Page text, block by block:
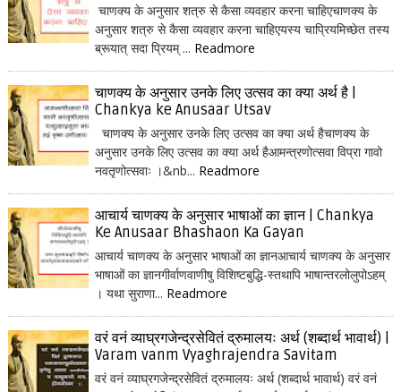
चाणक्य के अनुसार शत्रु से कैसा व्यवहार करना चाहिएचाणक्य के
अनुसार शत्रु से कैसा व्यवहार करना चाहिएयस्य चाप्रियमिच्छेत तस्य
ब्रूयात् सदा प्रियम् ... Readmore
चाणक्य के अनुसार उनके लिए उत्सव का क्या अर्थ है |
Chankya ke Anusaar Utsav
चाणक्य के अनुसार उनके लिए उत्सव का क्या अर्थ हैचाणक्य के
अनुसार उनके लिए उत्सव का क्या अर्थ हैआमन्त्रणोत्सवा विप्रा गावो
नवतृणोत्सवाः ।&nb... Readmore
आचार्य चाणक्य के अनुसार भाषाओं का ज्ञान | Chankya
Ke Anusaar Bhashaon Ka Gayan
आचार्य चाणक्य के अनुसार भाषाओं का ज्ञानआचार्य चाणक्य के अनुसार
भाषाओं का ज्ञानगीर्वाणवाणीषु विशिष्टबुद्धि-स्तथापि भाषान्तरलोलुपोऽहम्
। यथा सुराणा... Readmore
वरं वनं व्याघ्रगजेन्द्रसेवितं द्रुमालयः अर्थ (शब्दार्थ भावार्थ) |
Varam vanm Vyaghrajendra Savitam
वरं वनं व्याघ्रगजेन्द्रसेवितं द्रुमालयः अर्थ (शब्दार्थ भावार्थ) वरं वनं